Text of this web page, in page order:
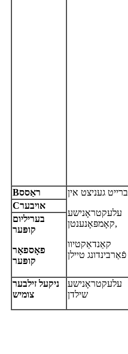
Bראַסס
ברייט געניצט אין
עלעקטראָנישע
קאָמפּאָנענטן,
קאַנדאַקטיוו
פֿאַרבינדונג טיילן
Cאויבער
בעריליום
קופּער
פאָספאָר
קופּער
ניקעל זילבער
צומיש
עלעקטראָנישע
שילדן